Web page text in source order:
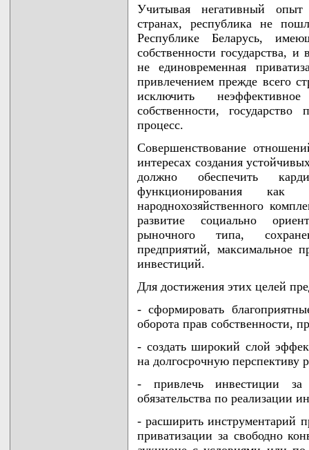
Учитывая негативный
странах, республика не
Республике Беларусь,
собственности государства, и
не единовременная
привлечением прежде всего
исключить
собственности,
процесс.
Совершенствование
интересах создания
должно обеспечить
функционирования
народнохозяйственного
развитие социально
рыночного типа,
предприятий, максимальное
инвестиций.
Для достижения этих целей
- сформировать
оборота прав собственности,
- создать широкий слой
на долгосрочную перспективу
- привлечь инвестиции за
обязательства по реализации
- расширить инструментарий
приватизации за свободно